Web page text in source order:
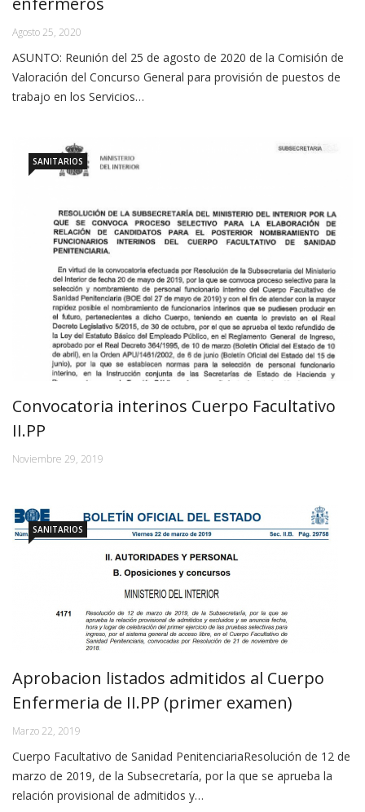
Agosto 25, 2020
ASUNTO: Reunión del 25 de agosto de 2020 de la Comisión de
Valoración del Concurso General para provisión de puestos de
trabajo en los Servicios…
SANITARIOS
Convocatoria interinos Cuerpo Facultativo
II.PP
Noviembre 29, 2019
SANITARIOS
Aprobacion listados admitidos al Cuerpo
Enfermeria de II.PP (primer examen)
Marzo 22, 2019
Cuerpo Facultativo de Sanidad PenitenciariaResolución de 12 de
marzo de 2019, de la Subsecretaría, por la que se aprueba la
relación provisional de admitidos y…